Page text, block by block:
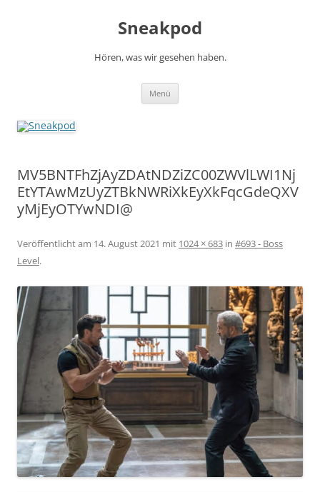
Sneakpod
Hören, was wir gesehen haben.
Menü
MV5BNTFhZjAyZDAtNDZiZC00ZWVlLWI1Nj
EtYTAwMzUyZTBkNWRiXkEyXkFqcGdeQXV
yMjEyOTYwNDI@
Veröffentlicht am 14. August 2021 mit 1024 × 683 in #693 - Boss
Level.